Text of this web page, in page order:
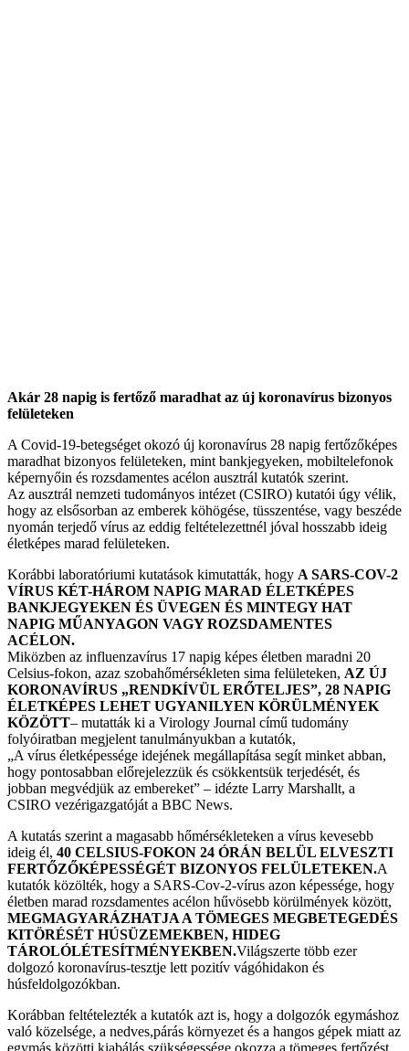
Akár 28 napig is fertőző maradhat az új koronavírus bizonyos
felületeken
A Covid-19-betegséget okozó új koronavírus 28 napig fertőzőképes
maradhat bizonyos felületeken, mint bankjegyeken, mobiltelefonok
képernyőin és rozsdamentes acélon ausztrál kutatók szerint.
Az ausztrál nemzeti tudományos intézet (CSIRO) kutatói úgy vélik,
hogy az elsősorban az emberek köhögése, tüsszentése, vagy beszéde
nyomán terjedő vírus az eddig feltételezettnél jóval hosszabb ideig
életképes marad felületeken.
Korábbi laboratóriumi kutatások kimutatták, hogy A SARS-COV-2
VÍRUS KÉT-HÁROM NAPIG MARAD ÉLETKÉPES
BANKJEGYEKEN ÉS ÜVEGEN ÉS MINTEGY HAT
NAPIG MŰANYAGON VAGY ROZSDAMENTES
ACÉLON.
Miközben az influenzavírus 17 napig képes életben maradni 20
Celsius-fokon, azaz szobahőmérsékleten sima felületeken, AZ ÚJ
KORONAVÍRUS „RENDKÍVÜL ERŐTELJES”, 28 NAPIG
ÉLETKÉPES LEHET UGYANILYEN KÖRÜLMÉNYEK
KÖZÖTT– mutatták ki a Virology Journal című tudomány
folyóiratban megjelent tanulmányukban a kutatók,
„A vírus életképessége idejének megállapítása segít minket abban,
hogy pontosabban előrejelezzük és csökkentsük terjedését, és
jobban megvédjük az embereket” – idézte Larry Marshallt, a
CSIRO vezérigazgatóját a BBC News.
A kutatás szerint a magasabb hőmérsékleteken a vírus kevesebb
ideig él, 40 CELSIUS-FOKON 24 ÓRÁN BELÜL ELVESZTI
FERTŐZŐKÉPESSÉGÉT BIZONYOS FELÜLETEKEN.A
kutatók közölték, hogy a SARS-Cov-2-vírus azon képessége, hogy
életben marad rozsdamentes acélon hűvösebb körülmények között,
MEGMAGYARÁZHATJA A TÖMEGES MEGBETEGEDÉS
KITÖRÉSÉT HÚSÜZEMEKBEN, HIDEG
TÁROLÓLÉTESÍTMÉNYEKBEN.Világszerte több ezer
dolgozó koronavírus-tesztje lett pozitív vágóhidakon és
húsfeldolgozókban.
Korábban feltételezték a kutatók azt is, hogy a dolgozók egymáshoz
való közelsége, a nedves,párás környezet és a hangos gépek miatt az
egymás közötti kiabálás szükségessége okozza a tömeges fertőzést